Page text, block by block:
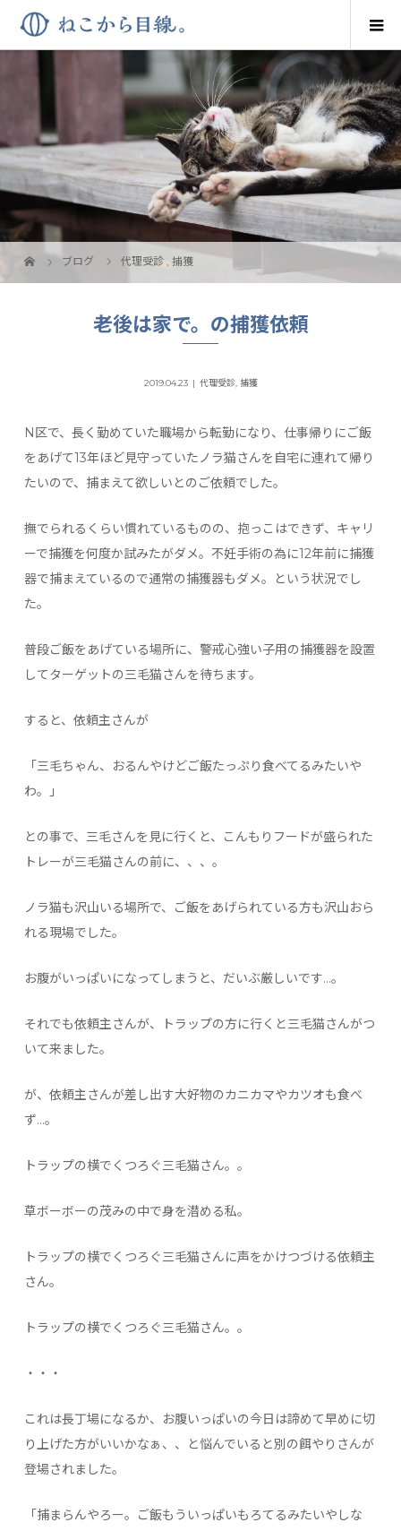
ブログ 代理受診 ,捕獲
老後は家で。の捕獲依頼
2019.04.23 代理受診, 捕獲
N区で、長く勤めていた職場から転勤になり、仕事帰りにご飯
をあげて13年ほど見守っていたノラ猫さんを自宅に連れて帰り
たいので、捕まえて欲しいとのご依頼でした。
撫でられるくらい慣れているものの、抱っこはできず、キャリ
ーで捕獲を何度か試みたがダメ。不妊手術の為に12年前に捕獲
器で捕まえているので通常の捕獲器もダメ。という状況でし
た。
普段ご飯をあげている場所に、警戒心強い子用の捕獲器を設置
してターゲットの三毛猫さんを待ちます。
すると、依頼主さんが
「三毛ちゃん、おるんやけどご飯たっぷり食べてるみたいや
わ。」
との事で、三毛さんを見に行くと、こんもりフードが盛られた
トレーが三毛猫さんの前に、、、。
ノラ猫も沢山いる場所で、ご飯をあげられている方も沢山おら
れる現場でした。
お腹がいっぱいになってしまうと、だいぶ厳しいです…。
それでも依頼主さんが、トラップの方に行くと三毛猫さんがつ
いて来ました。
が、依頼主さんが差し出す大好物のカニカマやカツオも食べ
ず…。
トラップの横でくつろぐ三毛猫さん。。
草ボーボーの茂みの中で身を潜める私。
トラップの横でくつろぐ三毛猫さんに声をかけつづける依頼主
さん。
トラップの横でくつろぐ三毛猫さん。。
・・・
これは長丁場になるか、お腹いっぱいの今日は諦めて早めに切
り上げた方がいいかなぁ、、と悩んでいると別の餌やりさんが
登場されました。
「捕まらんやろー。ご飯もういっぱいもろてるみたいやしな